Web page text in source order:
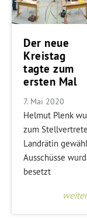
Der neue
Kreistag
tagte zum
ersten Mal
7. Mai 2020
Helmut Plenk
zum
Landrätin
Ausschüsse
besetzt